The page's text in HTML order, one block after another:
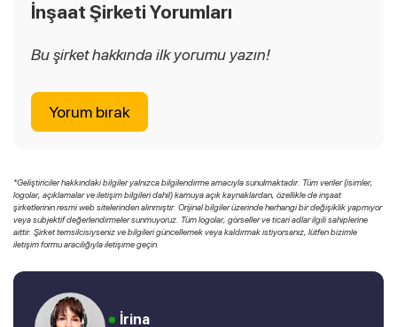
İnşaat Şirketi Yorumları
Bu şirket hakkında ilk yorumu yazın!
Yorum bırak
*Geliştiriciler hakkındaki bilgiler yalnızca bilgilendirme amacıyla sunulmaktadır. Tüm veriler (isimler,
logolar, açıklamalar ve iletişim bilgileri dahil) kamuya açık kaynaklardan, özellikle de inşaat
şirketlerinin resmi web sitelerinden alınmıştır. Orijinal bilgiler üzerinde herhangi bir değişiklik yapmıyor
veya subjektif değerlendirmeler sunmuyoruz. Tüm logolar, görseller ve ticari adlar ilgili sahiplerine
aittir. Şirket temsilcisiyseniz ve bilgileri güncellemek veya kaldırmak istiyorsanız, lütfen bizimle
iletişim formu aracılığıyla iletişime geçin.
İrina